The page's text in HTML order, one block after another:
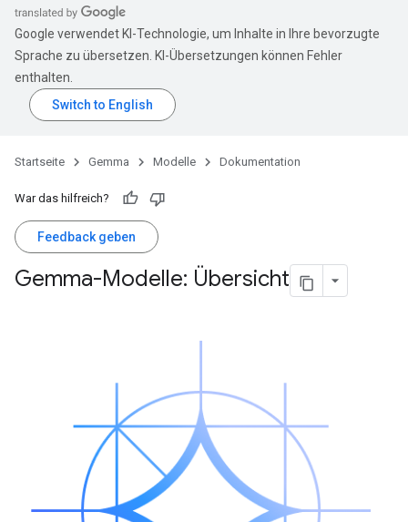
Google verwendet KI-Technologie, um Inhalte in Ihre bevorzugte
Sprache zu übersetzen. KI-Übersetzungen können Fehler
enthalten.
Startseite Gemma Modelle Dokumentation
War das hilfreich?
Feedback geben
Gemma-Modelle: Übersicht